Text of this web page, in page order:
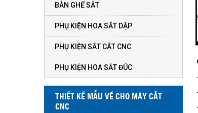
BÀN GHẾ SẮT
PHỤ KIỆN HOA SẮT DẬP
PHỤ KIỆN SẮT CẮT CNC
PHỤ KIỆN HOA SẮT ĐÚC
THIẾT KẾ MẪU VẼ CHO MÁY CẮT
CNC